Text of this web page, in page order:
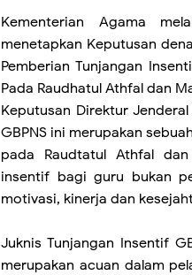
Kementerian Agama
menetapkan Keputusan
Pemberian Tunjangan
Pada Raudhatul Athfal dan
Keputusan Direktur
GBPNS ini merupakan
pada Raudtatul Athfal
insentif bagi guru bukan
motivasi, kinerja dan
Juknis Tunjangan Insentif
merupakan acuan dalam